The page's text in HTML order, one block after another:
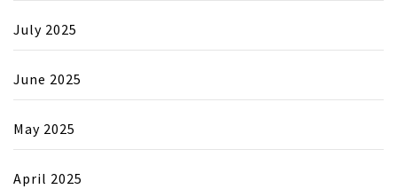
July 2025
June 2025
May 2025
April 2025